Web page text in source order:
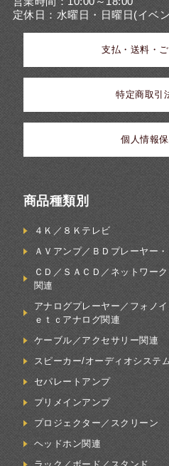
定休日：水曜日・日曜日(イベ
支払・送料・
特定商取引
個人情報
商品種類別
４Ｋ／８Ｋテレビ
ＡＶアンプ／ＢＤプレーヤー
ＣＤ／ＳＡＣＤ／ネットワー
関連
アナログプレーヤー／フォノ
ｅｔｃアナログ関連
ケーブル／アクセサリー関連
スピーカー/オーディオシステ
セパレートアンプ
プリメインアンプ
プロジェクター／スクリーン
ヘッドホン関連